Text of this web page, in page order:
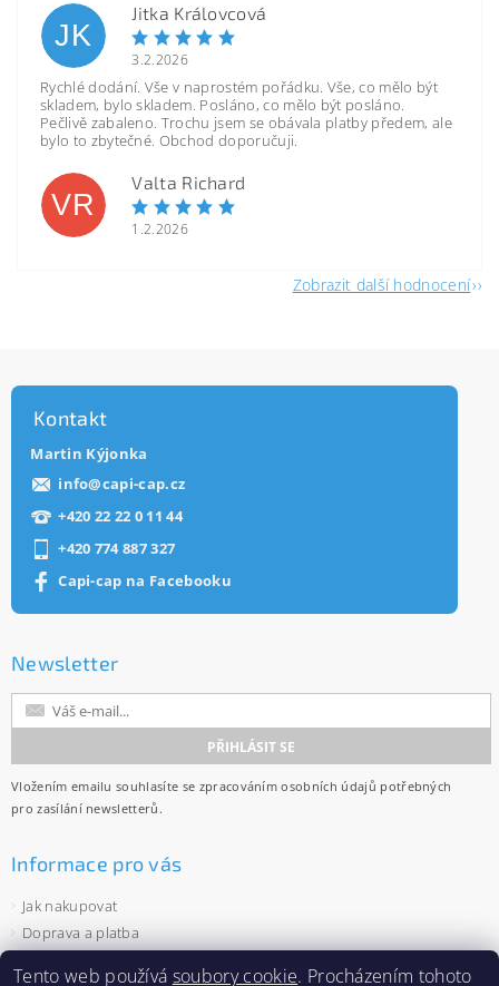
JK
Jitka Královcová
3.2.2026
Rychlé dodání. Vše v naprostém pořádku. Vše, co mělo být
skladem, bylo skladem. Posláno, co mělo být posláno.
Pečlivě zabaleno. Trochu jsem se obávala platby předem, ale
bylo to zbytečné. Obchod doporučuji.
VR
Valta Richard
1.2.2026
Zobrazit další hodnocení
Kontakt
Martin Kýjonka
info@capi-cap.cz
+420 22 22 0 11 44
+420 774 887 327
Capi-cap na Facebooku
Newsletter
Vložením emailu souhlasíte se zpracováním osobních údajů potřebných
pro zasílání newsletterů.
Informace pro vás
Jak nakupovat
Doprava a platba
Tento web používá soubory cookie. Procházením tohoto